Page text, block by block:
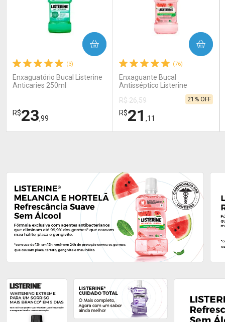
(3)
Enxaguatório Bucal Listerine
Anticaries 250ml
R$23,99
COMPRAR
Ativar Desconto
Comprar sem Desconto
Por R$ 23,99/cada
Comprar sem Desconto
Por R$ 23,99/cada
(76)
Enxaguante Bucal
Antisséptico Listerine
Melancia & Hortelã Zero
Álcool 500ml
R$ 26,59
R$21 ,11
21% OFF
COMPRAR
Ativar Desconto
Comprar sem Desconto
Por R$ 21,11/cada
Comprar sem Desconto
Por R$ 21,11/cada